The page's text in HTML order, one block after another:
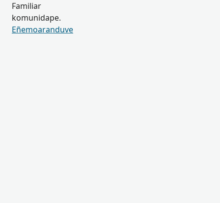
Familiar
komunidape.
Eñemoaranduve